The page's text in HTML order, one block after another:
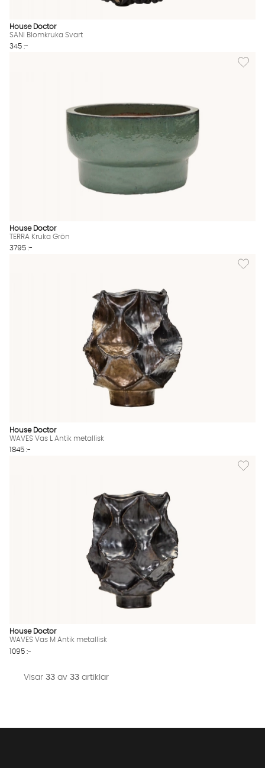
House Doctor
SANI Blomkruka Svart
345 :-
Lägg
House Doctor
TERRA Kruka Grön
3795 :-
Lägg
House Doctor
WAVES Vas L Antik metallisk
1845 :-
Lägg
House Doctor
WAVES Vas M Antik metallisk
1095 :-
Visar 33 av 33 artiklar